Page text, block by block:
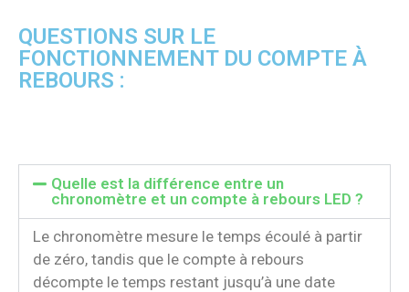
QUESTIONS SUR LE
FONCTIONNEMENT DU COMPTE À
REBOURS :
Quelle est la différence entre un
chronomètre et un compte à rebours LED ?
Le chronomètre mesure le temps écoulé à partir
de zéro, tandis que le compte à rebours
décompte le temps restant jusqu’à une date